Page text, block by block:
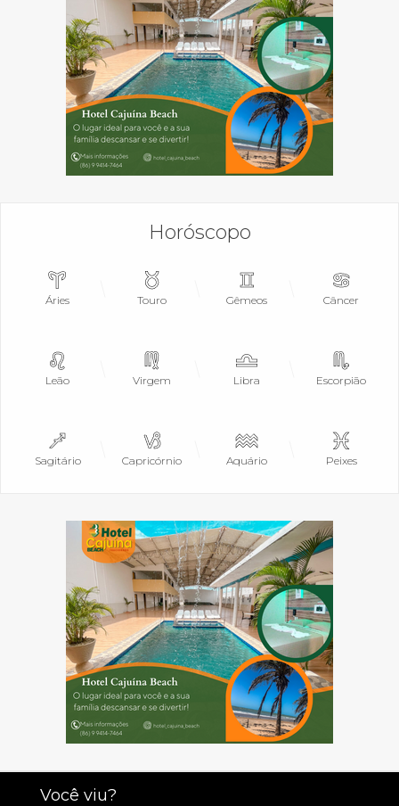
Horóscopo
Áries Touro Gêmeos Câncer
Leão Virgem Libra Escorpião
Sagitário Capricórnio Aquário Peixes
Você viu?